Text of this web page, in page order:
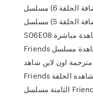
اضافة الحلقة 6) مسلسل Mrs. America مترجم
الموسم الأول (تم اضافة الحلقة 5) مسلسل Friends
S06E08 الموسم 6 الحلقة 8 تحميل و مشاهدة مباشرة.
Friends الموسم السادس | : مشاهدة مسلسل Friends
الموسم السادس الحلقة 8 مترجمة اون لاين شاهد
Friends الحلقة 8 من.. 1991563. مشاهدة الحلقة
الثامنة مسلسل Friends الموسم الاول مترجمة ايجي